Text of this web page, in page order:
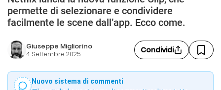
permette di selezionare e condividere
facilmente le scene dall’app. Ecco come.
Giuseppe Migliorino
4 Settembre 2025 Condividi
Nuovo sistema di commenti